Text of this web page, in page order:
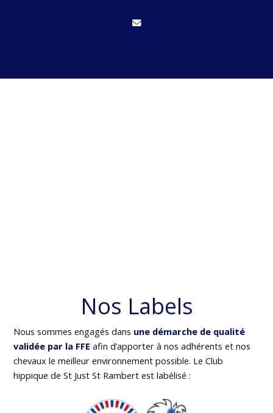
Nos Labels
Nous sommes engagés dans une démarche de qualité
validée par la FFE afin d’apporter à nos adhérents et nos
chevaux le meilleur environnement possible. Le Club
hippique de St Just St Rambert est labélisé :